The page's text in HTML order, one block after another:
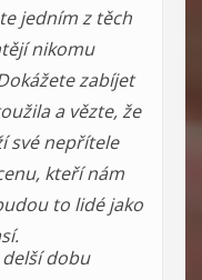
jedním z těch
nikomu
zabíjet
a vězte, že
své nepřítele
kteří nám
to lidé jako
delší dobu